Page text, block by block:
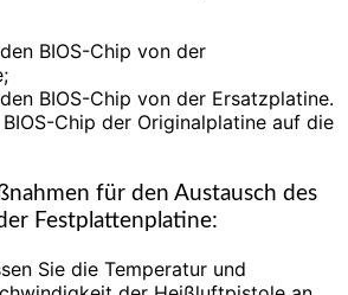
BIOS-Chip von der
BIOS-Chip von der Ersatzplatine.
Chip der Originalplatine auf die
für den Austausch des
Festplattenplatine:
Sie die Temperatur und